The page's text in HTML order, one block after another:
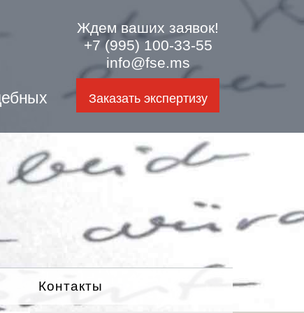
Ждем ваших заявок!
+7 (995) 100-33-55
info@fse.ms
Заказать экспертизу
Контакты